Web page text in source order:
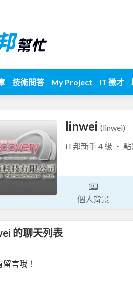
技術問答 My Project iT 徵才
linwei (linwei)
iT邦新手 4 級 ‧ 點
個人背景
的聊天列表
留言哦！